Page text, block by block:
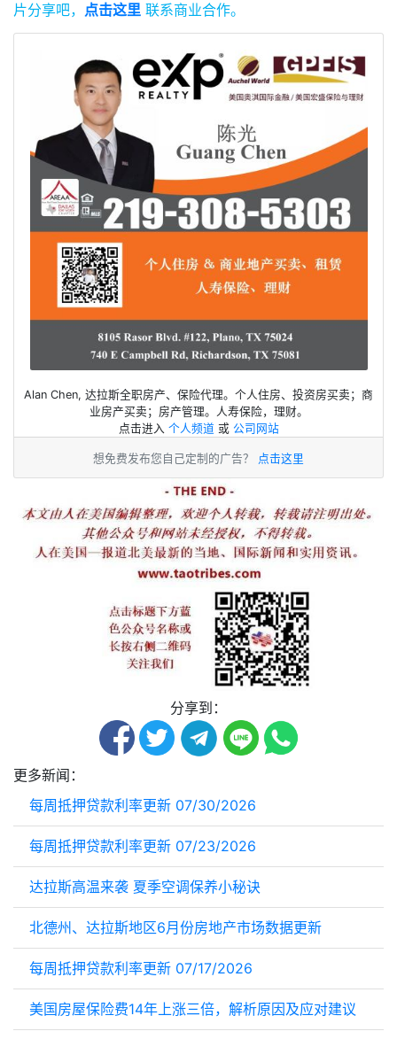
片分享吧， 点击这里 联系商业合作。
Alan Chen, 达拉斯全职房产、保险代理。个人住房、投资房买卖；商
业房产买卖；房产管理。人寿保险，理财。
点击进入 个人频道 或 公司网站
想免费发布您自己定制的广告？ 点击这里
分享到：
更多新闻：
每周抵押贷款利率更新 07/30/2026
每周抵押贷款利率更新 07/23/2026
达拉斯高温来袭 夏季空调保养小秘诀
北德州、达拉斯地区6月份房地产市场数据更新
每周抵押贷款利率更新 07/17/2026
美国房屋保险费14年上涨三倍，解析原因及应对建议